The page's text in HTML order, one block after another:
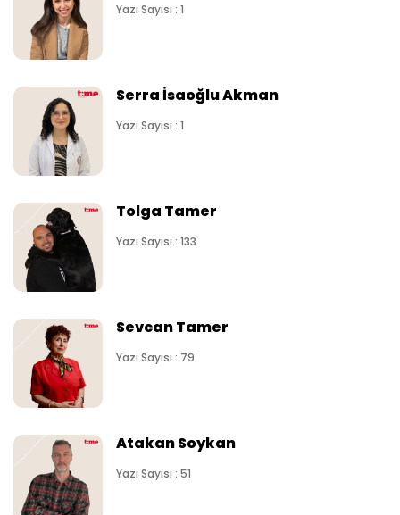
Yazı Sayısı : 1
Serra İsaoğlu Akman
Yazı Sayısı : 1
Tolga Tamer
Yazı Sayısı : 133
Sevcan Tamer
Yazı Sayısı : 79
Atakan Soykan
Yazı Sayısı : 51